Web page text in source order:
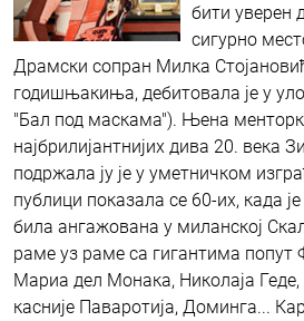
бити уверен
сигурно
Драмски сопран Милка
годишњакиња, дебитовала је у
"Бал под маскама"). Њена
најбрилијантнијих дива 20. века
подржала ју је у уметничком
публици показала се 60-их, када
била ангажована у миланској
раме уз раме са гигантима попут
Мариа дел Монака, Николаја Геде,
касније Паваротија, Доминга...